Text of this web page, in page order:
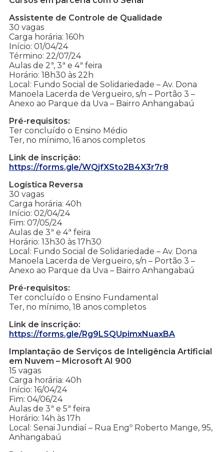
Assistente de Controle de Qualidade
30 vagas
Carga horária: 160h
Início: 01/04/24
Término: 22/07/24
Aulas de 2ª, 3ª e 4ª feira
Horário: 18h30 às 22h
Local: Fundo Social de Solidariedade – Av. Dona
Manoela Lacerda de Vergueiro, s/n – Portão 3 –
Anexo ao Parque da Uva – Bairro Anhangabaú
Pré-requisitos:
Ter concluído o Ensino Médio
Ter, no mínimo, 16 anos completos
Link de inscrição:
https://forms.gle/WQjfXSto2B4X3r7r8
Logística Reversa
30 vagas
Carga horária: 40h
Início: 02/04/24
Fim: 07/05/24
Aulas de 3ª e 4ª feira
Horário: 13h30 às 17h30
Local: Fundo Social de Solidariedade – Av. Dona
Manoela Lacerda de Vergueiro, s/n – Portão 3 –
Anexo ao Parque da Uva – Bairro Anhangabaú
Pré-requisitos:
Ter concluído o Ensino Fundamental
Ter, no mínimo, 18 anos completos
Link de inscrição:
https://forms.gle/Rg9LSQUpimxNuaxBA
Implantação de Serviços de Inteligência Artificial
em Nuvem – Microsoft AI 900
15 vagas
Carga horária: 40h
Início: 16/04/24
Fim: 04/06/24
Aulas de 3ª e 5ª feira
Horário: 14h às 17h
Local: Senai Jundiaí – Rua Engº Roberto Mange, 95,
Anhangabaú